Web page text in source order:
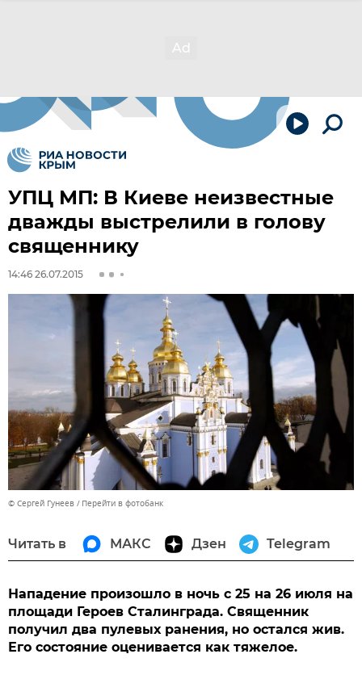
УПЦ МП: В Киеве неизвестные
дважды выстрелили в голову
священнику
14:46 26.07.2015
© Сергей Гунеев Перейти в фотобанк
Читать в МАКС Дзен Telegram
Нападение произошло в ночь с 25 на 26 июля на
площади Героев Сталинграда. Священник
получил два пулевых ранения, но остался жив.
Его состояние оценивается как тяжелое.